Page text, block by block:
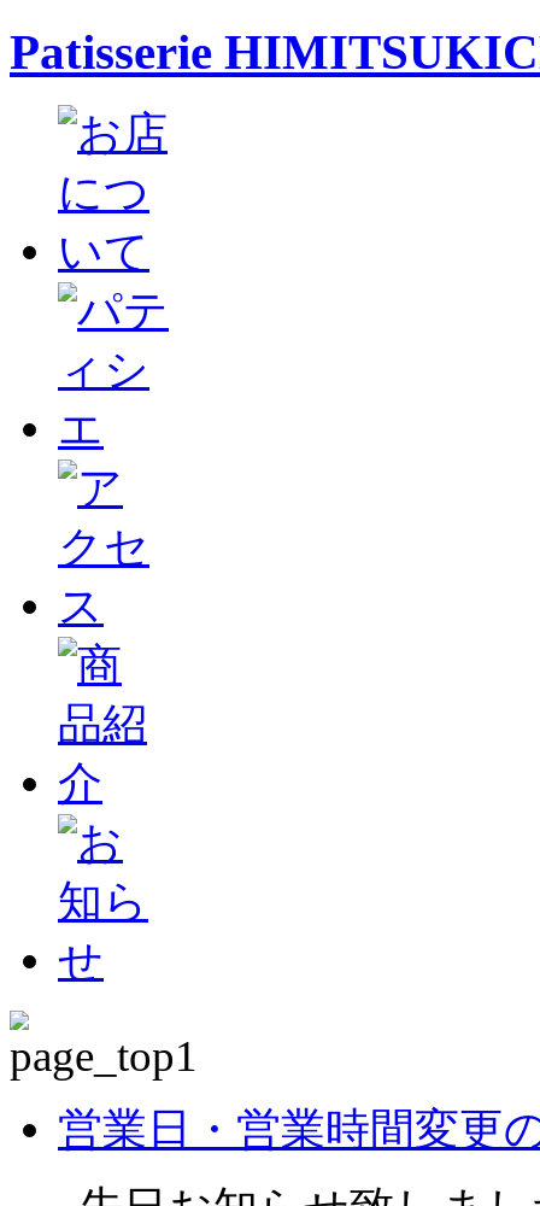
Patisserie
営業日・営業時間変更